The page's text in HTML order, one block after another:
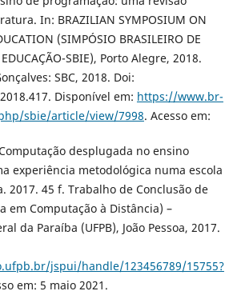
In: BRAZILIAN SYMPOSIUM ON
(SIMPÓSIO BRASILEIRO DE
SBIE), Porto Alegre, 2018.
SBC, 2018. Doi:
Disponível em: https://www.br-
sbie/article/view/7998. Acesso em:
Computação desplugada no ensino
experiência metodológica numa escola
2017. 45 f. Trabalho de Conclusão de
em Computação à Distância) –
da Paraíba (UFPB), João Pessoa, 2017.
jspui/handle/123456789/15755?
em: 5 maio 2021.